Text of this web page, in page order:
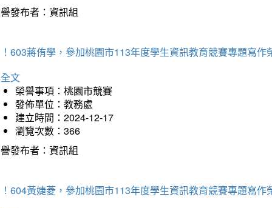
發布者：資訊組
603蔣侑學，參加桃園市113年度學生資訊教育競賽專題寫作
文
榮譽事項：桃園市競賽
發佈單位：教務處
建立時間：2024-12-17
瀏覽次數：366
發布者：資訊組
604黃婕菱，參加桃園市113年度學生資訊教育競賽專題寫作